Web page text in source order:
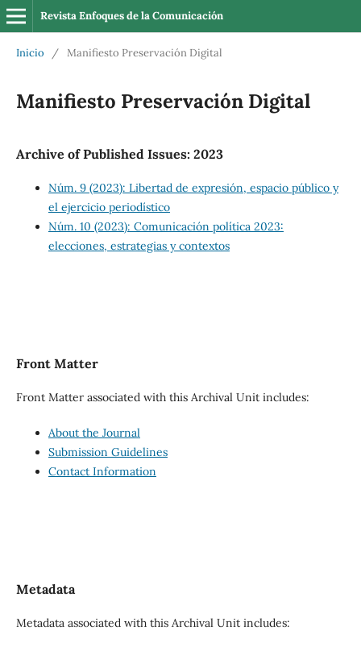
Revista Enfoques de la Comunicación
Inicio / Manifiesto Preservación Digital
Manifiesto Preservación Digital
Archive of Published Issues: 2023
Núm. 9 (2023): Libertad de expresión, espacio público y
el ejercicio periodístico
Núm. 10 (2023): Comunicación política 2023:
elecciones, estrategias y contextos
Front Matter
Front Matter associated with this Archival Unit includes:
About the Journal
Submission Guidelines
Contact Information
Metadata
Metadata associated with this Archival Unit includes: